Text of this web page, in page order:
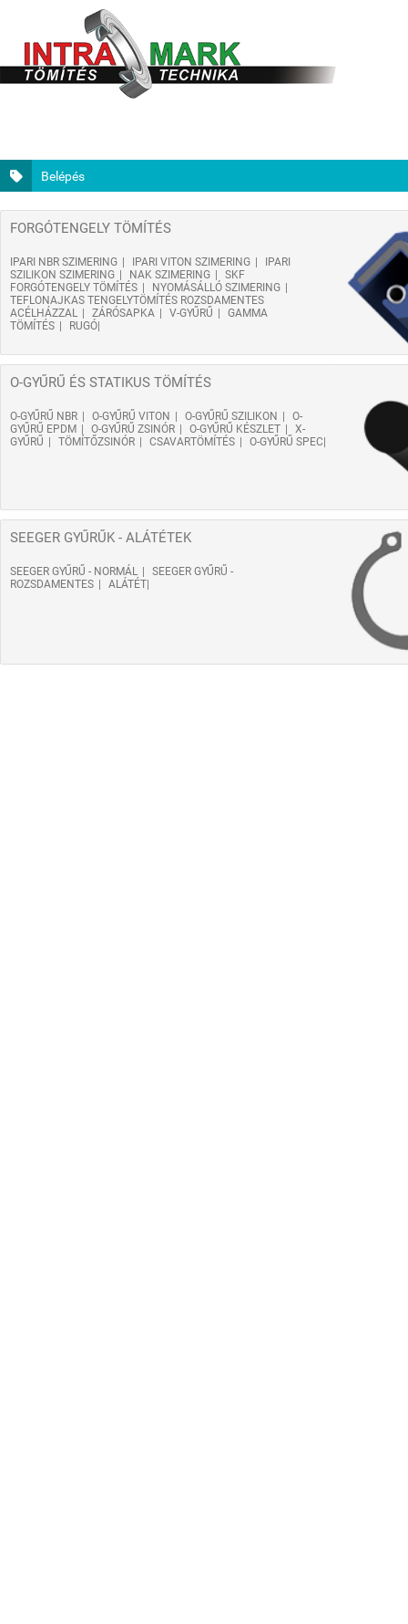
Belépés
FORGÓTENGELY TÖMÍTÉS
IPARI NBR SZIMERING IPARI VITON SZIMERING
IPARI
SZILIKON SZIMERING
NAK SZIMERING
SKF
FORGÓTENGELY TÖMÍTÉS
NYOMÁSÁLLÓ SZIMERING
TEFLONAJKAS TENGELYTÖMÍTÉS ROZSDAMENTES
ACÉLHÁZZAL
ZÁRÓSAPKA V-GYŰRŰ
GAMMA
TÖMÍTÉS
RUGÓ
O-GYŰRŰ ÉS STATIKUS TÖMÍTÉS
O-GYŰRŰ NBR O-GYŰRŰ VITON O-GYŰRŰ SZILIKON
O-
GYŰRŰ EPDM
O-GYŰRŰ ZSINÓR O-GYŰRŰ KÉSZLET
X-
GYŰRŰ
TÖMÍTŐZSINÓR CSAVARTÖMÍTÉS O-GYŰRŰ SPEC
SEEGER GYŰRŰK - ALÁTÉTEK
SEEGER GYŰRŰ - NORMÁL
SEEGER GYŰRŰ -
ROZSDAMENTES
ALÁTÉT